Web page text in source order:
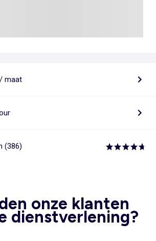
maat
(386)
onze klanten
dienstverlening?